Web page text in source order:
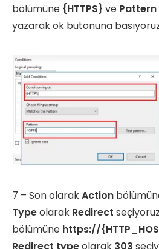
bölümüne {HTTPS} ve Pattern
yazarak ok butonuna
7 – Son olarakAction
Typeolarak Redirect
bölümüne https://